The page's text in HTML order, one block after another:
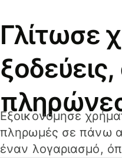
Γλίτωσε
Εξοικονόμησε
πληρωμές σε πάνω
έναν λογαριασμό,